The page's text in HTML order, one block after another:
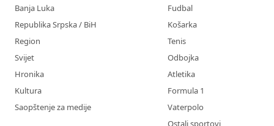
Banja Luka
Republika Srpska / BiH
Region
Svijet
Hronika
Kultura
Saopštenje za medije
Fudbal
Košarka
Tenis
Odbojka
Atletika
Formula 1
Vaterpolo
Ostali sportovi